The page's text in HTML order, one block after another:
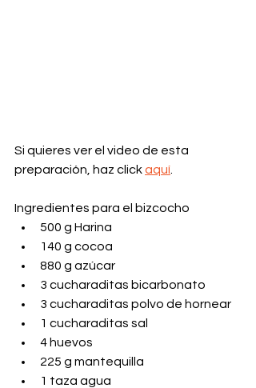
Si quieres ver el video de esta
preparación, haz click aquí
Ingredientes para el bizcocho
500 g Harina
140 g cocoa
880 g azúcar
3 cucharaditas bicarbonato
3 cucharaditas polvo de hornear
1 cucharaditas sal
4 huevos
225 g mantequilla
1 taza agua